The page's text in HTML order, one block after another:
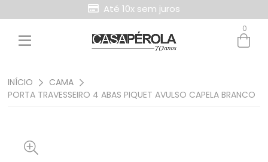
Entre com email ou cpf/cnpj
Até 10x sem juros
0
INÍCIO
CAMA
PORTA TRAVESSEIRO 4 ABAS PIQUET AVULSO CAPELA BRANCO